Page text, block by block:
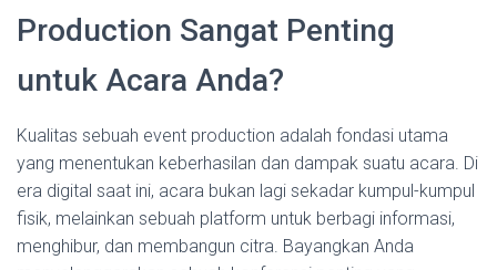
Production Sangat Penting
untuk Acara Anda?
Kualitas sebuah event production adalah fondasi utama
yang menentukan keberhasilan dan dampak suatu acara. Di
era digital saat ini, acara bukan lagi sekadar kumpul-kumpul
fisik, melainkan sebuah platform untuk berbagi informasi,
menghibur, dan membangun citra. Bayangkan Anda